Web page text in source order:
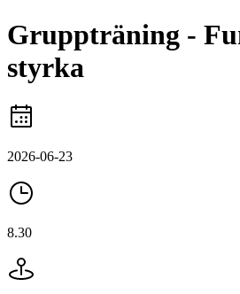
Gruppträning -
styrka
2026-06-23
8.30